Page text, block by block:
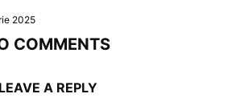
2025
COMMENTS
LEAVE A REPLY